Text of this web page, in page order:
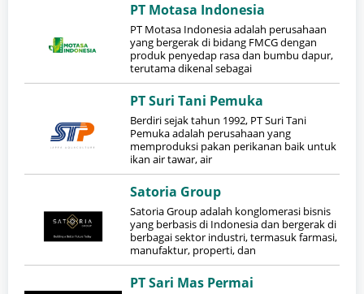
PT Motasa Indonesia
PT Motasa Indonesia adalah perusahaan
yang bergerak di bidang FMCG dengan
produk penyedap rasa dan bumbu dapur,
terutama dikenal sebagai
PT Suri Tani Pemuka
Berdiri sejak tahun 1992, PT Suri Tani
Pemuka adalah perusahaan yang
memproduksi pakan perikanan baik untuk
ikan air tawar, air
Satoria Group
Satoria Group adalah konglomerasi bisnis
yang berbasis di Indonesia dan bergerak di
berbagai sektor industri, termasuk farmasi,
manufaktur, properti, dan
PT Sari Mas Permai